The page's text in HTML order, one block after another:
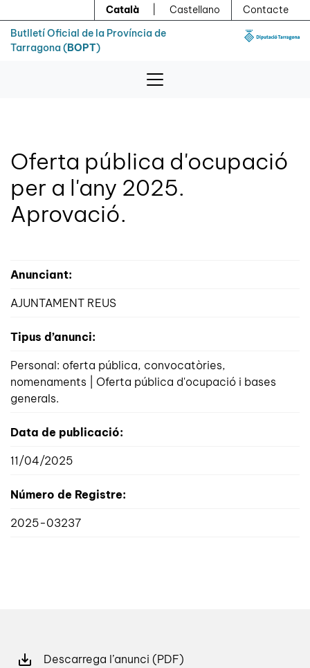
Català Castellano
Contacte
Butlletí Oficial de la Província de
Tarragona (BOPT)
Oferta pública d'ocupació
per a l'any 2025.
Aprovació.
Anunciant:
AJUNTAMENT REUS
Tipus d’anunci:
Personal: oferta pública, convocatòries,
nomenaments | Oferta pública d'ocupació i bases
generals.
Data de publicació:
11/04/2025
Número de Registre:
2025-03237
Descarrega l’anunci (PDF)